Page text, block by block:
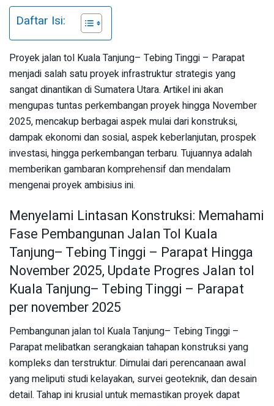
Daftar Isi:
Proyek jalan tol Kuala Tanjung– Tebing Tinggi – Parapat
menjadi salah satu proyek infrastruktur strategis yang
sangat dinantikan di Sumatera Utara. Artikel ini akan
mengupas tuntas perkembangan proyek hingga November
2025, mencakup berbagai aspek mulai dari konstruksi,
dampak ekonomi dan sosial, aspek keberlanjutan, prospek
investasi, hingga perkembangan terbaru. Tujuannya adalah
memberikan gambaran komprehensif dan mendalam
mengenai proyek ambisius ini.
Menyelami Lintasan Konstruksi: Memahami
Fase Pembangunan Jalan Tol Kuala
Tanjung– Tebing Tinggi – Parapat Hingga
November 2025, Update Progres Jalan tol
Kuala Tanjung– Tebing Tinggi – Parapat
per november 2025
Pembangunan jalan tol Kuala Tanjung– Tebing Tinggi –
Parapat melibatkan serangkaian tahapan konstruksi yang
kompleks dan terstruktur. Dimulai dari perencanaan awal
yang meliputi studi kelayakan, survei geoteknik, dan desain
detail. Tahap ini krusial untuk memastikan proyek dapat